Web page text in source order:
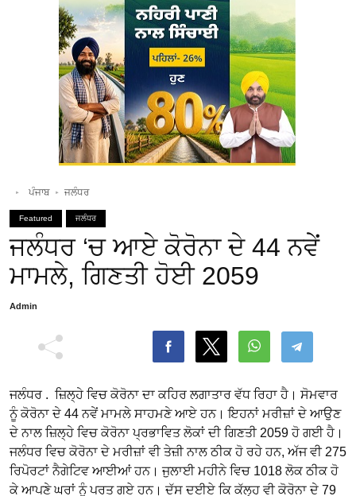
ਪੰਜਾਬ ਜਲੰਧਰ
Featured ਜਲੰਧਰ
ਜਲੰਧਰ ‘ਚ ਆਏ ਕੋਰੋਨਾ ਦੇ 44 ਨਵੇਂ
ਮਾਮਲੇ, ਗਿਣਤੀ ਹੋਈ 2059
Admin
ਜਲੰਧਰ . ਜ਼ਿਲ੍ਹੇ ਵਿਚ ਕੋਰੋਨਾ ਦਾ ਕਹਿਰ ਲਗਾਤਾਰ ਵੱਧ ਰਿਹਾ ਹੈ। ਸੋਮਵਾਰ
ਨੂੰ ਕੋਰੋਨਾ ਦੇ 44 ਨਵੇਂ ਮਾਮਲੇ ਸਾਹਮਣੇ ਆਏ ਹਨ। ਇਹਨਾਂ ਮਰੀਜ਼ਾਂ ਦੇ ਆਉਣ
ਦੇ ਨਾਲ ਜ਼ਿਲ੍ਹੇ ਵਿਚ ਕੋਰੋਨਾ ਪ੍ਰਭਾਵਿਤ ਲੋਕਾਂ ਦੀ ਗਿਣਤੀ 2059 ਹੋ ਗਈ ਹੈ।
ਜਲੰਧਰ ਵਿਚ ਕੋਰੋਨਾ ਦੇ ਮਰੀਜ਼ਾਂ ਵੀ ਤੇਜ਼ੀ ਨਾਲ ਠੀਕ ਹੋ ਰਹੇ ਹਨ, ਅੱਜ ਵੀ 275
ਰਿਪੋਰਟਾਂ ਨੈਗੇਟਿਵ ਆਈਆਂ ਹਨ। ਜੁਲਾਈ ਮਹੀਨੇ ਵਿਚ 1018 ਲੋਕ ਠੀਕ ਹੋ
ਕੇ ਆਪਣੇ ਘਰਾਂ ਨੂੰ ਪਰਤ ਗਏ ਹਨ। ਦੱਸ ਦਈਏ ਕਿ ਕੱਲ੍ਹ ਵੀ ਕੋਰੋਨਾ ਦੇ 79